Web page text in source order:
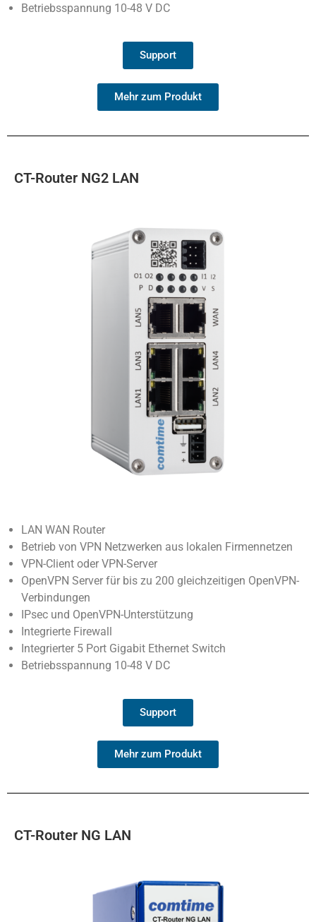
Betriebsspannung 10-48 V DC
Support
Mehr zum Produkt
CT-Router NG2 LAN
LAN WAN Router
Betrieb von VPN Netzwerken aus lokalen Firmennetzen
VPN-Client oder VPN-Server
OpenVPN Server für bis zu 200 gleichzeitigen OpenVPN-
Verbindungen
IPsec und OpenVPN-Unterstützung
Integrierte Firewall
Integrierter 5 Port Gigabit Ethernet Switch
Betriebsspannung 10-48 V DC
Support
Mehr zum Produkt
CT-Router NG LAN